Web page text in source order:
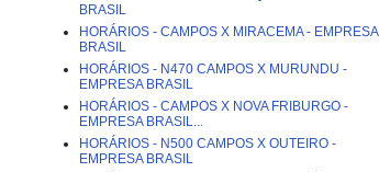
BRASIL
HORÁRIOS - CAMPOS X MIRACEMA - EMPRESA
BRASIL
HORÁRIOS - N470 CAMPOS X MURUNDU -
EMPRESA BRASIL
HORÁRIOS - CAMPOS X NOVA FRIBURGO -
EMPRESA BRASIL...
HORÁRIOS - N500 CAMPOS X OUTEIRO -
EMPRESA BRASIL